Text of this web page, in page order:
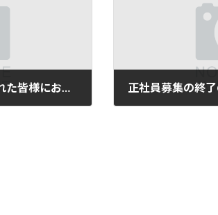
平成28年熊本地震に被災された皆様にお見舞い申し上げます。 正社員募集の終